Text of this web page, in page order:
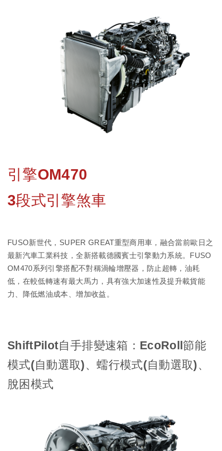
引擎OM470
3段式引擎煞車
FUSO新世代，SUPER GREAT重型商用車，融合當前歐日之
最新汽車工業科技，全新搭載德國賓士引擎動力系統。FUSO
OM470系列引擎搭配不對稱渦輪增壓器，防止超轉，油耗
低，在較低轉速有最大馬力，具有強大加速性及提升載貨能
力、降低燃油成本、增加收益。
ShiftPilot自手排變速箱：EcoRoll節能
模式(自動選取)、蠕行模式(自動選取)、
脫困模式